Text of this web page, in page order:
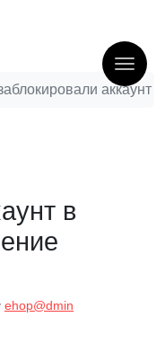
аккаунт
в
ehop@dmin